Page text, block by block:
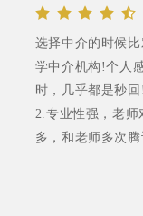
选择中介的时候
学中介机构!个人
时，几乎都是秒
2.专业性强，老师
多，和老师多次